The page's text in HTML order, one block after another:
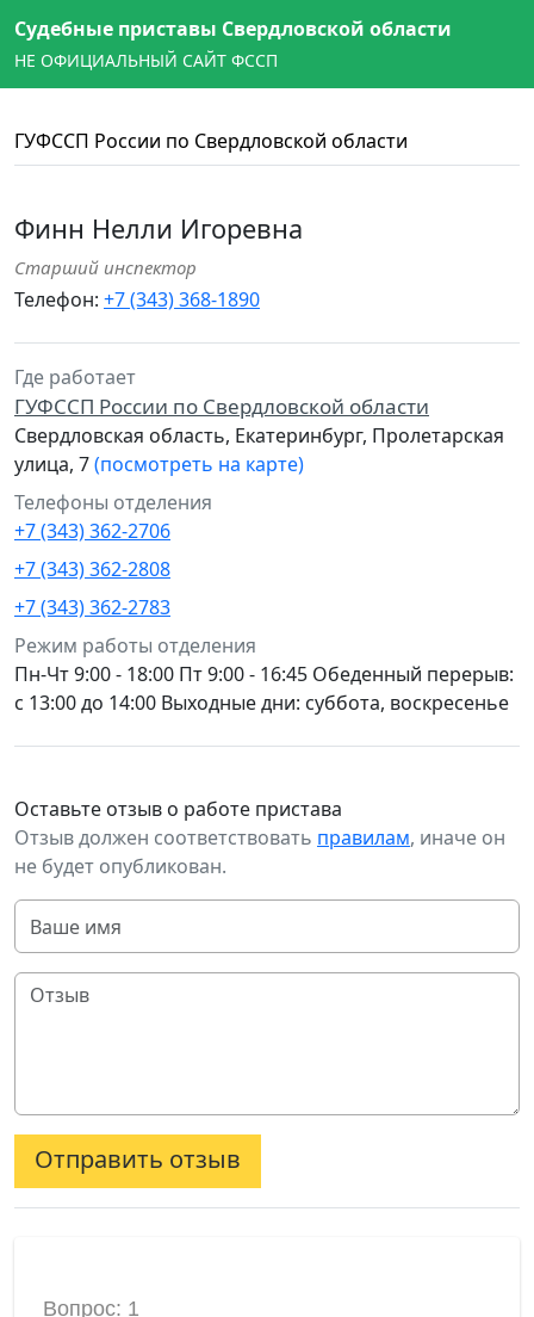
Судебные приставы Свердловской области
НЕ ОФИЦИАЛЬНЫЙ САЙТ ФССП
ГУФССП России по Свердловской области
Финн Нелли Игоревна
Старший инспектор
Телефон: +7 (343) 368-1890
Где работает
ГУФССП России по Свердловской области
Свердловская область, Екатеринбург, Пролетарская
улица, 7(посмотреть на карте)
Телефоны отделения
+7 (343) 362-2706
+7 (343) 362-2808
+7 (343) 362-2783
Режим работы отделения
Пн-Чт 9:00 - 18:00 Пт 9:00 - 16:45 Обеденный перерыв:
с 13:00 до 14:00 Выходные дни: суббота, воскресенье
Оставьте отзыв о работе пристава
Отзыв должен соответствовать правилам, иначе он
не будет опубликован.
Отправить отзыв